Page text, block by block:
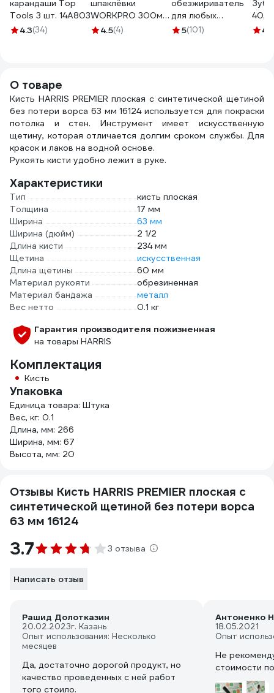
карандаши Top
Tools 3 шт. 14A803
4.3(34)
шпаклёвки
WORKPRO 300мм,
нержавейка
4.5(4)
обезжириватель
для любых
поверхностей
5(101)
40,
мм,4.6
О товаре
Кисть HARRIS PREMIER плоская с синтетической щетиной
без потери ворса 63 мм 16124 используется для покраски
потолка и стен. Инструмент имеет искусственную
щетину, которая отличается долгим сроком службы. Для
красок и лаков на водной основе.
Рукоять кисти удобно лежит в руке.
Характеристики
Тип
кисть плоская
Толщина
17 мм
Ширина
63 мм
Ширина (дюйм)
2 1/2
Длина кисти
234 мм
Щетина
искусственная
Длина щетины
60 мм
Материал рукояти
обрезиненная
Материал бандажа
металл
Вес нетто
0.1 кг
Гарантия производителя пожизненная
на товары HARRIS
Комплектация
Кисть
Упаковка
Единица товара: Штука
Вес, кг: 0.1
Длина, мм: 266
Ширина, мм: 67
Высота, мм: 20
Отзывы Кисть HARRIS PREMIER плоская с
синтетической щетиной без потери ворса
63 мм 16124
3.7 3 отзыва
Написать отзыв
Рашид Долотказин
20.02.2023г. Казань
Опыт использования: Несколько
месяцев
Да, достаточно дорогой продукт, но
качество проведенных с ней работ
того стоило.
Антоненко
18.05.2021
Опыт
Не
стоимости